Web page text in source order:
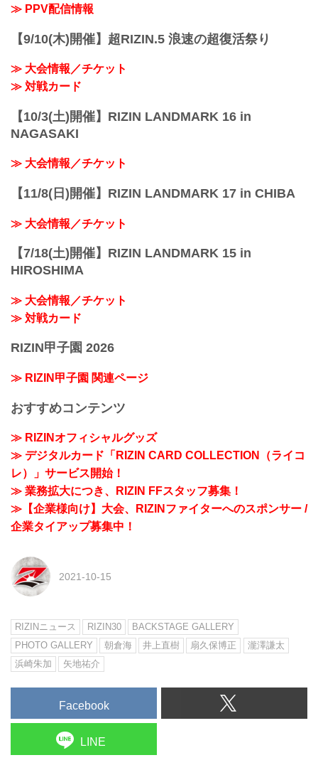
≫ PPV配信情報
【9/10(木)開催】超RIZIN.5 浪速の超復活祭り
≫ 大会情報／チケット
≫ 対戦カード
【10/3(土)開催】RIZIN LANDMARK 16 in
NAGASAKI
≫ 大会情報／チケット
【11/8(日)開催】RIZIN LANDMARK 17 in CHIBA
≫ 大会情報／チケット
【7/18(土)開催】RIZIN LANDMARK 15 in
HIROSHIMA
≫ 大会情報／チケット
≫ 対戦カード
RIZIN甲子園 2026
≫ RIZIN甲子園 関連ページ
おすすめコンテンツ
≫ RIZINオフィシャルグッズ
≫ デジタルカード「RIZIN CARD COLLECTION（ライコ
レ）」サービス開始！
≫ 業務拡大につき、RIZIN FFスタッフ募集！
≫【企業様向け】大会、RIZINファイターへのスポンサー /
企業タイアップ募集中！
2021-10-15
RIZINニュース RIZIN30
BACKSTAGE GALLERY
PHOTO GALLERY
朝倉海 井上直樹 扇久保博正
瀧澤謙太
浜崎朱加
矢地祐介
Facebook
LINE